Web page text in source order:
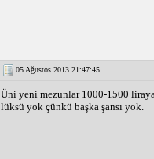
05 Ağustos 2013 21:47:45
Üni yeni mezunlar 1000-1500 liraya
lüksü yok çünkü başka şansı yok.